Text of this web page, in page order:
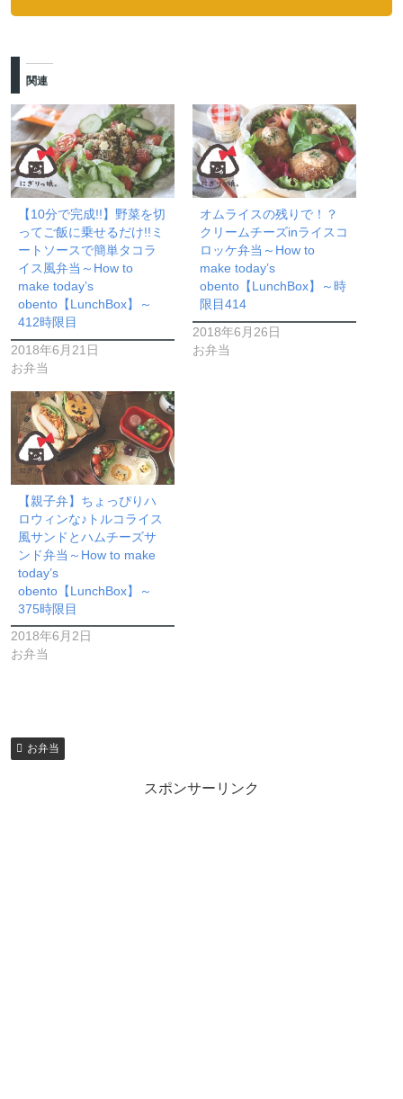
関連
【10分で完成!!】野菜を切
ってご飯に乗せるだけ!!ミ
ートソースで簡単タコラ
イス風弁当～How to
make today’s
obento【LunchBox】～
412時限目
2018年6月21日
お弁当
オムライスの残りで！？
クリームチーズinライスコ
ロッケ弁当～How to
make today’s
obento【LunchBox】～時
限目414
2018年6月26日
お弁当
【親子弁】ちょっぴりハ
ロウィンな♪トルコライス
風サンドとハムチーズサ
ンド弁当～How to make
today’s
obento【LunchBox】～
375時限目
2018年6月2日
お弁当
お弁当
スポンサーリンク